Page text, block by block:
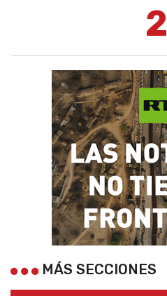
2
MÁS SECCIONES